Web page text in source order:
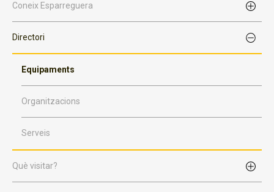
Coneix Esparreguera
Directori
Equipaments
Organitzacions
Serveis
Què visitar?